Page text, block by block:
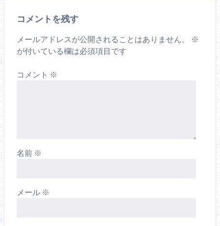
コメントを残す
メールアドレスが公開されることはありません。
※
が付いている欄は必須項目です
コメント ※
名前 ※
メール ※